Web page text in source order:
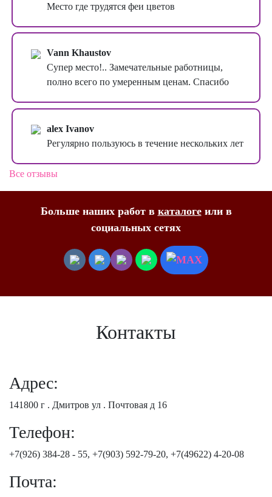
Место где трудятся феи цветов
Vann Khaustov
Супер место!.. Замечательные работницы,
полно всего по умеренным ценам. Спасибо
alex Ivanov
Регулярно пользуюсь в течение нескольких лет
Все отзывы
Больше наших работ в каталогеили в
социальных сетях
Контакты
Адрес:
141800 г . Дмитров ул . Почтовая д 16
Телефон:
+7(926) 384-28 - 55, +7(903) 592-79-20, +7(49622) 4-20-08
Почта: